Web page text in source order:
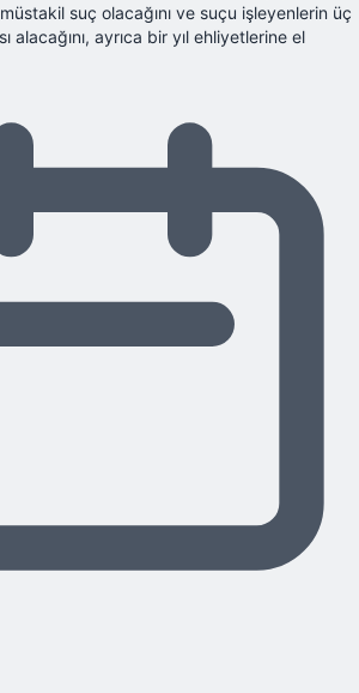
suç olacağını ve suçu işleyenlerin üç
alacağını, ayrıca bir yıl ehliyetlerine el